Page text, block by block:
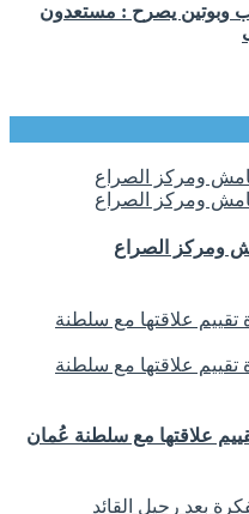
وبوتين يصرح : مستعدون
ومركز الصراع
علاقتها مع سلطنة عُمان